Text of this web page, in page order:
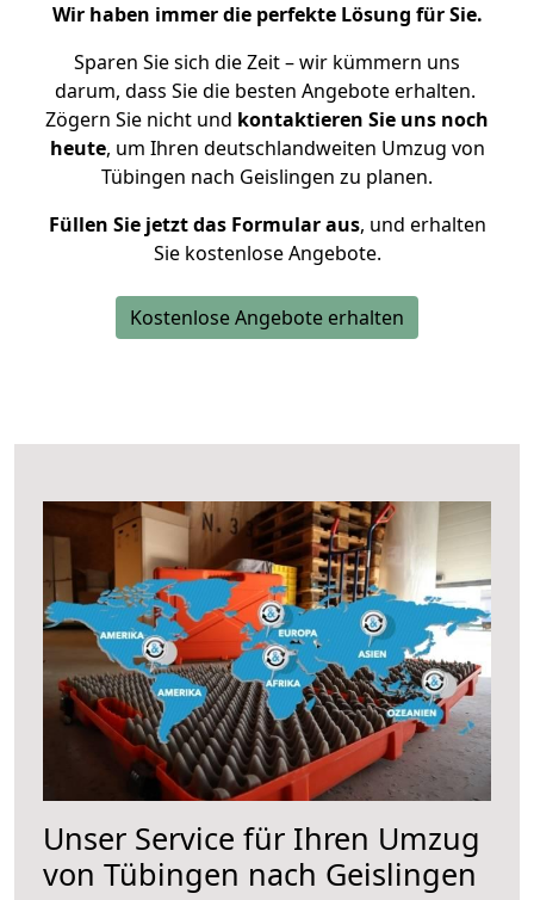
Wir haben immer die perfekte Lösung für Sie.
Sparen Sie sich die Zeit – wir kümmern uns
darum, dass Sie die besten Angebote erhalten.
Zögern Sie nicht und kontaktieren Sie uns noch
heute, um Ihren deutschlandweiten Umzug von
Tübingen nach Geislingen zu planen.
Füllen Sie jetzt das Formular aus, und erhalten
Sie kostenlose Angebote.
Kostenlose Angebote erhalten
Unser Service für Ihren Umzug
von Tübingen nach Geislingen